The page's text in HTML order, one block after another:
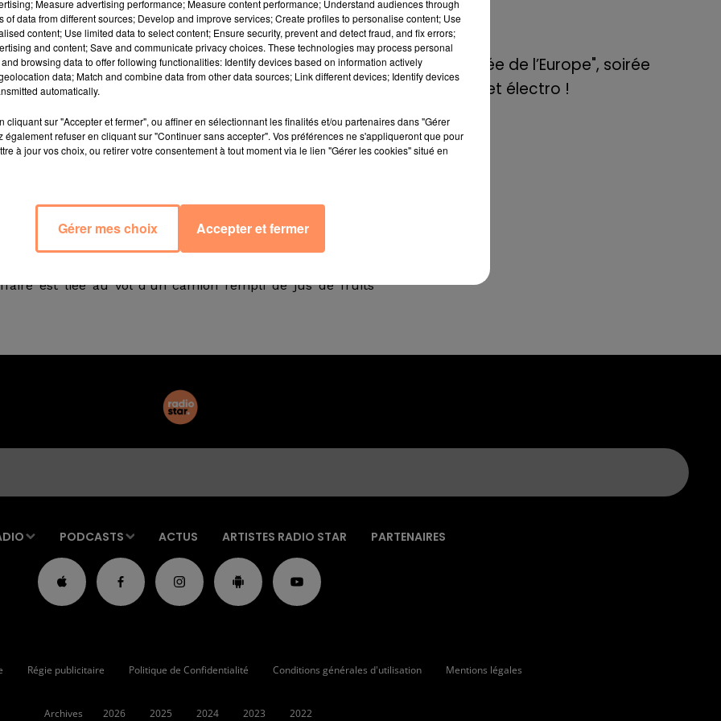
en Allemagne, une semi-remorque transportant plus
été volée. La valeur du butin ? "Entre 50 000 et 70 000
chocolat par des moyens non conventionnels est prié
ou de la remorque – au point où nous en sommes,
Martin Ahlich, de la police de Neustadt.
est liée au vol d’un camion rempli de jus de fruits
de E=M6
8 mai 2022
Aix : "Journée de l’Europe", soirée
danse et set électro !
PODCASTS ACTUS ARTISTES RADIO STAR PARTENAIRES
Régie publicitaire Politique de Confidentialité Conditions générales d'utilisation Mentions légales
Archives 2026 2025 2024 2023 2022
Measure advertising performance; Measure content performance; Understand audiences through
of data from different sources; Develop and improve services; Create profiles to personalise content; Use
content; Use limited data to select content; Ensure security, prevent and detect fraud, and fix errors;
and content; Save and communicate privacy choices. These technologies may process personal
browsing data to offer following functionalities: Identify devices based on information actively
data; Match and combine data from other data sources; Link different devices; Identify devices
automatically.
cliquant sur "Accepter et fermer", ou affiner en sélectionnant les finalités et/ou partenaires dans "Gérer
également refuser en cliquant sur "Continuer sans accepter". Vos préférences ne s'appliqueront que pour
à jour vos choix, ou retirer votre consentement à tout moment via le lien "Gérer les cookies" situé en
Gérer mes choix Accepter et fermer